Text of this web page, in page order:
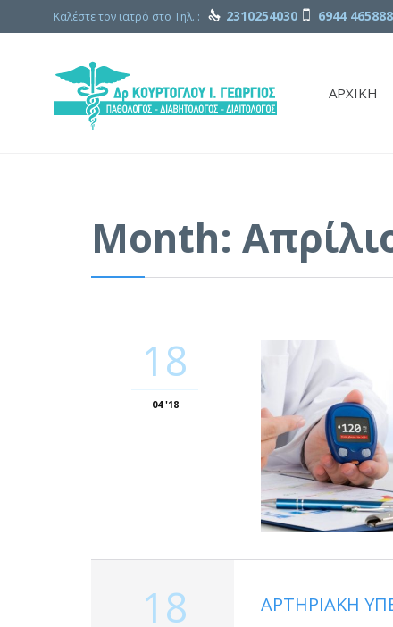
Καλέστε τον ιατρό στο Τηλ. :  2310254030 6944 465888
ΑΡΧΙΚΗ
Month:
18
04 '18
18 ΑΡΤΗΡΙΑΚΗ